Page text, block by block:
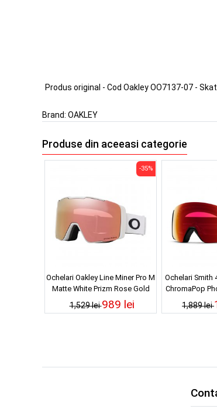
Produs original - Cod Oakley OO7137-07 -
Brand: OAKLEY
Produse din aceeasi categorie
Ochelari Oakley Line Miner Pro M
Matte White Prizm Rose Gold
Iridium 24/25
1,529 lei
-35%
989 lei
Ochelari Smith
ChromaPop
1,889 lei